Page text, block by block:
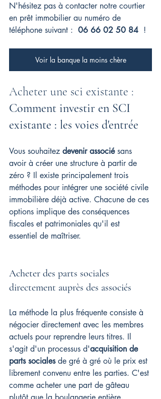
N'hésitez pas à contacter notre courtier
en prêt immobilier au numéro de
téléphone suivant : 06 66 02 50 84 !
Voir la banque la moins chère
Acheter une sci existante :
Comment investir en SCI
existante : les voies d'entrée
Vous souhaitez devenir associé sans
avoir à créer une structure à partir de
zéro ? Il existe principalement trois
méthodes pour intégrer une société civile
immobilière déjà active. Chacune de ces
options implique des conséquences
fiscales et patrimoniales qu'il est
essentiel de maîtriser.
Acheter des parts sociales
directement auprès des associés
La méthode la plus fréquente consiste à
négocier directement avec les membres
actuels pour reprendre leurs titres. Il
s'agit d'un processus d'acquisition de
parts sociales de gré à gré où le prix est
librement convenu entre les parties. C'est
comme acheter une part de gâteau